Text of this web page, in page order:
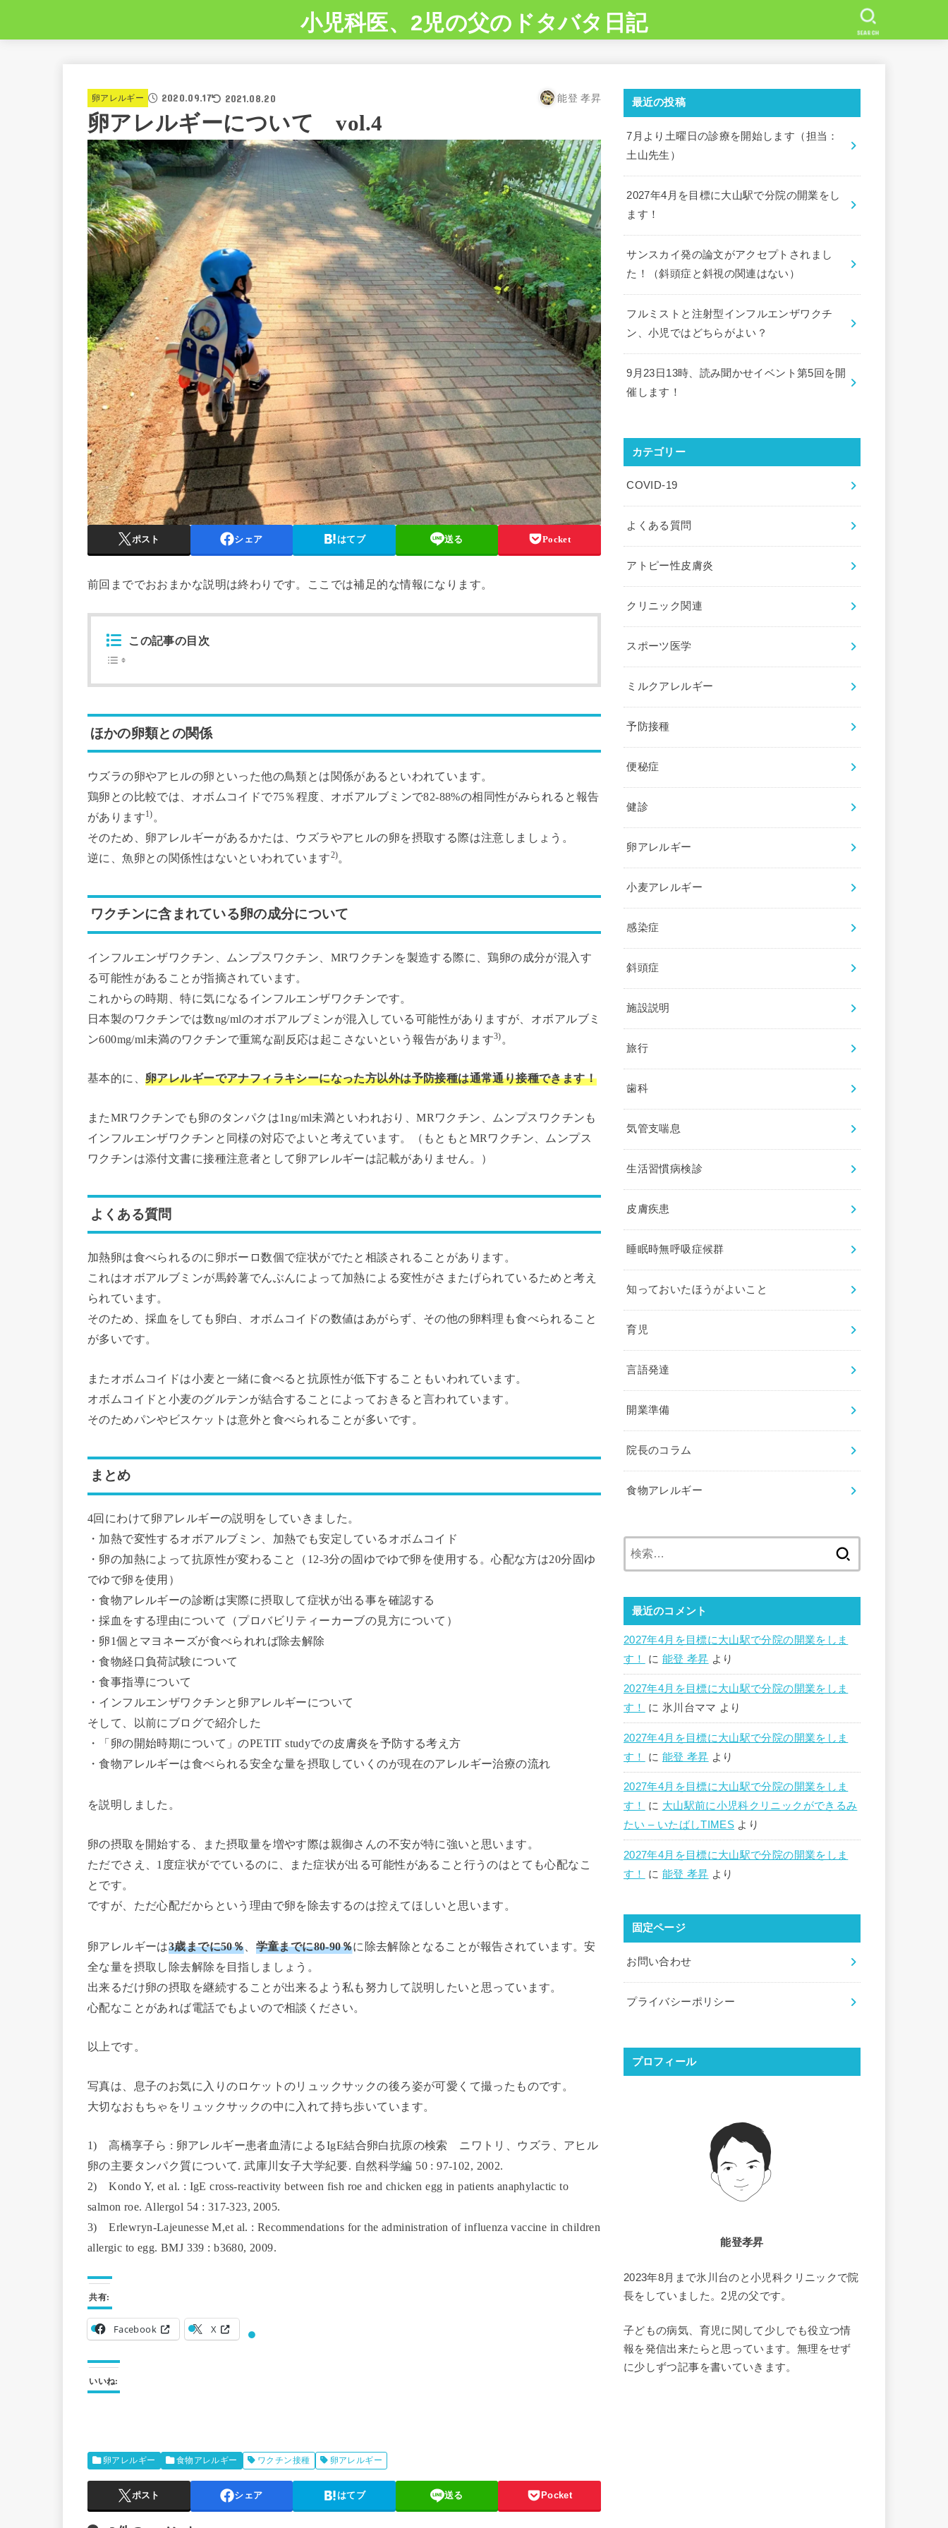
小児科医、2児の父のドタバタ日記 SEARCH
卵アレルギー 2020.09.17 2021.08.20 能登 孝昇
卵アレルギーについて vol.4
ポスト シェア はてブ 送る Pocket
前回まででおおまかな説明は終わりです。ここでは補足的な情報になります。
この記事の目次
ほかの卵類との関係
ウズラの卵やアヒルの卵といった他の鳥類とは関係があるといわれています。
鶏卵との比較では、オボムコイドで75％程度、オボアルブミンで82-88%の相同性がみられると報告
があります1)。
そのため、卵アレルギーがあるかたは、ウズラやアヒルの卵を摂取する際は注意しましょう。
逆に、魚卵との関係性はないといわれています2)。
ワクチンに含まれている卵の成分について
インフルエンザワクチン、ムンプスワクチン、MRワクチンを製造する際に、鶏卵の成分が混入す
る可能性があることが指摘されています。
これからの時期、特に気になるインフルエンザワクチンです。
日本製のワクチンでは数ng/mlのオボアルブミンが混入している可能性がありますが、オボアルブミ
ン600mg/ml未満のワクチンで重篤な副反応は起こさないという報告があります3)。
基本的に、卵アレルギーでアナフィラキシーになった方以外は予防接種は通常通り接種できます！
またMRワクチンでも卵のタンパクは1ng/ml未満といわれおり、MRワクチン、ムンプスワクチンも
インフルエンザワクチンと同様の対応でよいと考えています。（もともとMRワクチン、ムンプス
ワクチンは添付文書に接種注意者として卵アレルギーは記載がありません。）
よくある質問
加熱卵は食べられるのに卵ボーロ数個で症状がでたと相談されることがあります。
これはオボアルブミンが馬鈴薯でんぶんによって加熱による変性がさまたげられているためと考え
られています。
そのため、採血をしても卵白、オボムコイドの数値はあがらず、その他の卵料理も食べられること
が多いです。
またオボムコイドは小麦と一緒に食べると抗原性が低下することもいわれています。
オボムコイドと小麦のグルテンが結合することによっておきると言われています。
そのためパンやビスケットは意外と食べられることが多いです。
まとめ
4回にわけて卵アレルギーの説明をしていきました。
・加熱で変性するオボアルブミン、加熱でも安定しているオボムコイド
・卵の加熱によって抗原性が変わること（12-3分の固ゆでゆで卵を使用する。心配な方は20分固ゆ
でゆで卵を使用）
・食物アレルギーの診断は実際に摂取して症状が出る事を確認する
・採血をする理由について（プロバビリティーカーブの見方について）
・卵1個とマヨネーズが食べられれば除去解除
・食物経口負荷試験について
・食事指導について
・インフルエンザワクチンと卵アレルギーについて
そして、以前にブログで紹介した
・「卵の開始時期について」のPETIT studyでの皮膚炎を予防する考え方
・食物アレルギーは食べられる安全な量を摂取していくのが現在のアレルギー治療の流れ
を説明しました。
卵の摂取を開始する、また摂取量を増やす際は親御さんの不安が特に強いと思います。
ただでさえ、1度症状がでているのに、また症状が出る可能性があること行うのはとても心配なこ
とです。
ですが、ただ心配だからという理由で卵を除去するのは控えてほしいと思います。
卵アレルギーは3歳までに50％ 学童までに80-90％に除去解除となることが報告されています。安
全な量を摂取し除去解除を目指しましょう。
出来るだけ卵の摂取を継続することが出来るよう私も努力して説明したいと思っています。
心配なことがあれば電話でもよいので相談ください。
以上です。
写真は、息子のお気に入りのロケットのリュックサックの後ろ姿が可愛くて撮ったものです。
大切なおもちゃをリュックサックの中に入れて持ち歩いています。
1) 高橋享子ら : 卵アレルギー患者血清によるIgE結合卵白抗原の検索 ニワトリ、ウズラ、アヒル
卵の主要タンパク質について. 武庫川女子大学紀要. 自然科学編 50 : 97-102, 2002.
2) Kondo Y, et al. : IgE cross-reactivity between fish roe and chicken egg in patients anaphylactic to
salmon roe. Allergol 54 : 317-323, 2005.
3) Erlewryn-Lajeunesse M,et al. : Recommendations for the administration of influenza vaccine in children
allergic to egg. BMJ 339 : b3680, 2009.
共有:
Facebook X
いいね:
卵アレルギー 食物アレルギー ワクチン接種 卵アレルギー
ポスト シェア はてブ 送る Pocket
最近の投稿
7月より土曜日の診療を開始します（担当：
土山先生）
2027年4月を目標に大山駅で分院の開業をし
ます！
サンスカイ発の論文がアクセプトされまし
た！（斜頭症と斜視の関連はない）
フルミストと注射型インフルエンザワクチ
ン、小児ではどちらがよい？
9月23日13時、読み聞かせイベント第5回を開
催します！
カテゴリー
COVID-19
よくある質問
アトピー性皮膚炎
クリニック関連
スポーツ医学
ミルクアレルギー
予防接種
便秘症
健診
卵アレルギー
小麦アレルギー
感染症
斜頭症
施設説明
旅行
歯科
気管支喘息
生活習慣病検診
皮膚疾患
睡眠時無呼吸症候群
知っておいたほうがよいこと
育児
言語発達
開業準備
院長のコラム
食物アレルギー
最近のコメント
2027年4月を目標に大山駅で分院の開業をしま
す！
に 能登 孝昇 より
2027年4月を目標に大山駅で分院の開業をしま
す！
に 氷川台ママ より
2027年4月を目標に大山駅で分院の開業をしま
す！
に 能登 孝昇 より
2027年4月を目標に大山駅で分院の開業をしま
す！
に 大山駅前に小児科クリニックができるみ
たい – いたばしTIMES より
2027年4月を目標に大山駅で分院の開業をしま
す！
に 能登 孝昇 より
固定ページ
お問い合わせ
プライバシーポリシー
プロフィール
能登孝昇
2023年8月まで氷川台のと小児科クリニックで院
長をしていました。2児の父です。
子どもの病気、育児に関して少しでも役立つ情
報を発信出来たらと思っています。無理をせず
に少しずつ記事を書いていきます。